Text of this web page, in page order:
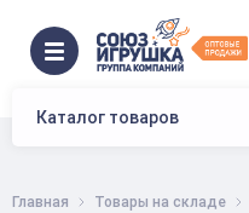
Каталог товаров
Главная Товары на складе